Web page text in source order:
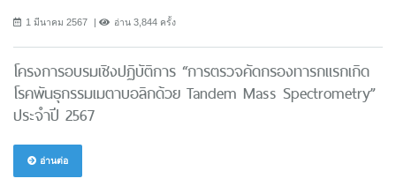
1 มีนาคม 2567 อ่าน 3,844 ครั้ง
โครงการอบรมเชิงปฏิบัติการ “การตรวจคัดกรองทารกแรกเกิด
โรคพันธุกรรมเมตาบอลิกด้วย Tandem Mass Spectrometry”
ประจำปี 2567
อ่านต่อ